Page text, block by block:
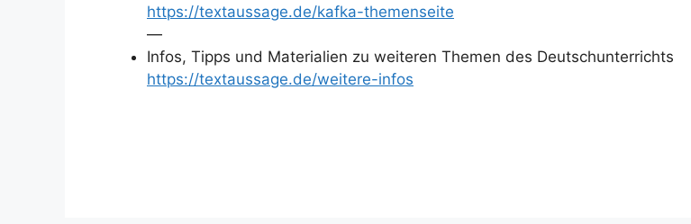
https://textaussage.de/kafka-themenseite
—
Infos, Tipps und Materialien zu weiteren Themen des Deutschunterrichts
https://textaussage.de/weitere-infos